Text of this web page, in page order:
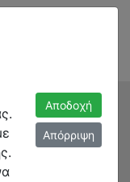
συγκρίνετε
τα
μόρια.
Αποδοχή
Απόρριψη